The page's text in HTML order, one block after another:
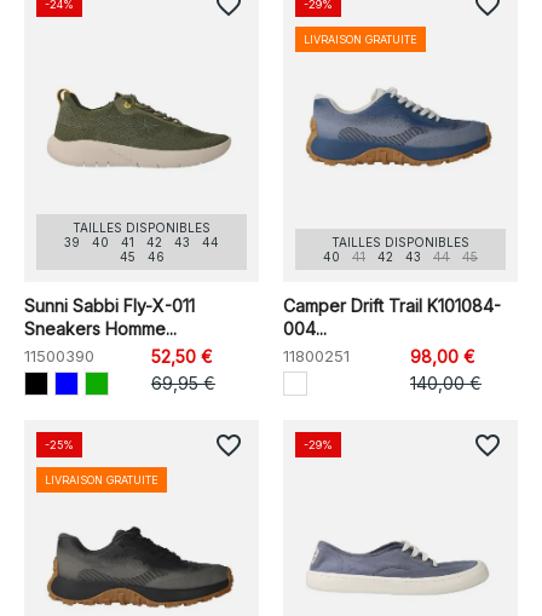
TAILLES DISPONIBLES
39
40 41 42 43
44
45
46
Sunni Sabbi Fly-X-011
Sneakers Homme...
11500390
52,50 €
69,95 €
-24%
TAILLES DISPONIBLES
40
41 42 43 44 45
Camper Drift Trail K101084-
004...
11800251
98,00 €
140,00 €
-29%
LIVRAISON GRATUITE
-25%
LIVRAISON GRATUITE
favorite_border -29% favorite_border